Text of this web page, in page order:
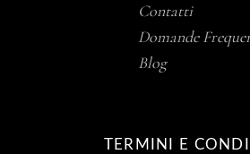
Contatti
Domande
Blog
TERMINI E